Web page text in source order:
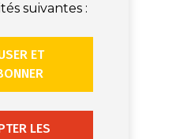
suivantes :
ET
LES